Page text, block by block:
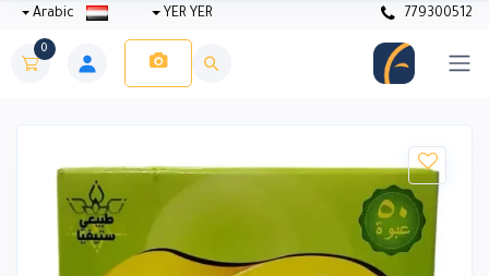
779300512
YER YER
0